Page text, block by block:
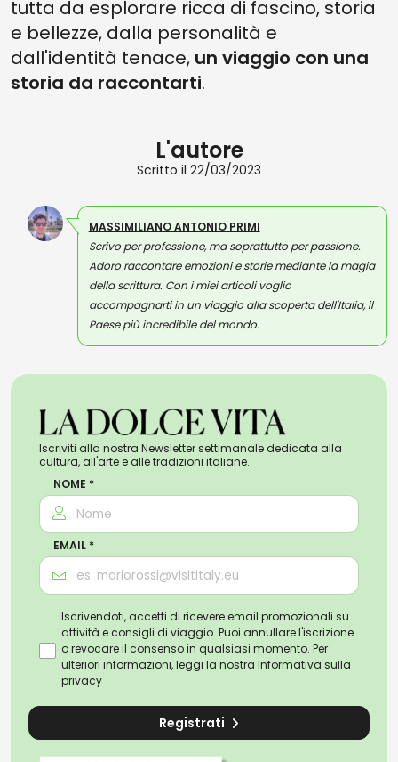
tutta da esplorare ricca di fascino, storia
e bellezze, dalla personalità e
dall'identità tenace, un viaggio con una
storia da raccontarti.
L'autore
Scritto il 22/03/2023
MASSIMILIANO ANTONIO PRIMI
Scrivo per professione, ma soprattutto per passione.
Adoro raccontare emozioni e storie mediante la magia
della scrittura. Con i miei articoli voglio
accompagnarti in un viaggio alla scoperta dell'Italia, il
Paese più incredibile del mondo.
Iscriviti alla nostra Newsletter settimanale dedicata alla
cultura, all'arte e alle tradizioni italiane.
NOME *
EMAIL *
Iscrivendoti, accetti di ricevere email promozionali su
attività e consigli di viaggio. Puoi annullare l'iscrizione
o revocare il consenso in qualsiasi momento. Per
ulteriori informazioni, leggi la nostra Informativa sulla
privacy
Registrati